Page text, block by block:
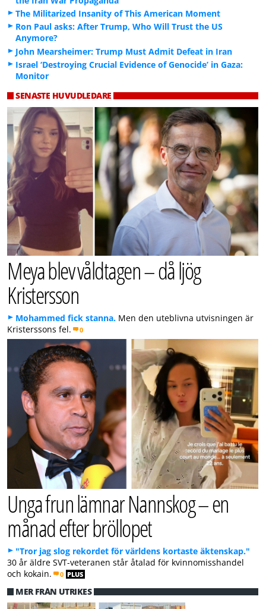
The Militarized Insanity of This American Moment
Ron Paul asks: After Trump, Who Will Trust the US
Anymore?
John Mearsheimer: Trump Must Admit Defeat in Iran
Israel ‘Destroying Crucial Evidence of Genocide’ in Gaza:
Monitor
SENASTE HUVUDLEDARE
Meya blev våldtagen – då ljög
Kristersson
Mohammed fick stanna. Men den uteblivna utvisningen är
Kristerssons fel.
0
Unga frun lämnar Nannskog – en
månad efter bröllopet
"Tror jag slog rekordet för världens kortaste äktenskap."
30 år äldre SVT-veteranen står åtalad för kvinnomisshandel
och kokain.
0 PLUS
MER FRÅN UTRIKES